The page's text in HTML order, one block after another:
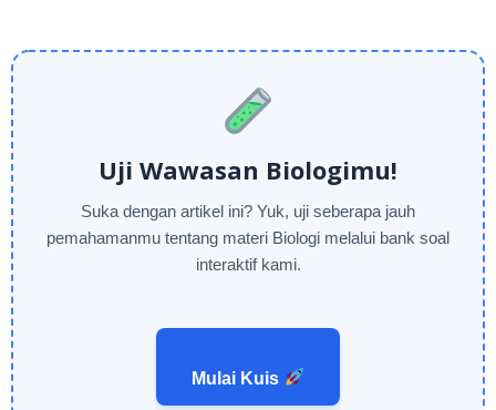
Uji Wawasan Biologimu!
Suka dengan artikel ini? Yuk, uji seberapa jauh
pemahamanmu tentang materi Biologi melalui bank soal
interaktif kami.
Mulai Kuis